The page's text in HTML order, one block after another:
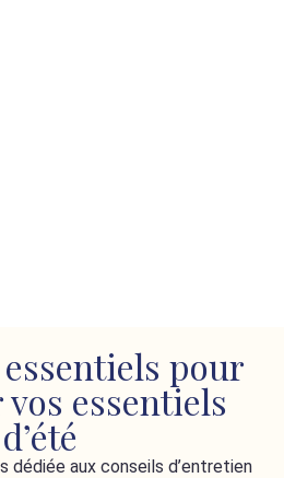
pour
essentiels
d’été
dédiée aux conseils d’entretien